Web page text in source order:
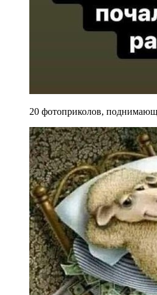
20 фотоприколов,